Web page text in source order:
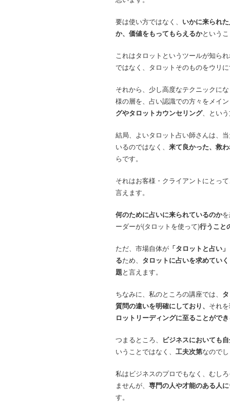
要は使い方ではなく、 いかに来られ
か、価値をもってもらえるかという
これはタロットというツールが知ら
ではなく、タロットそのものをウリ
それから、少し高度なテクニックに
様の層を、占い認識での方々をメイ
グやタロットカウンセリング、とい
結局、よいタロット占い師さんは、
いるのではなく、 来て良かった、救
らです。
それはお客様・クライアントにとっ
言えます。
何のために占いに来られているのか
ーダーが(タロットを使って)行うこと
ただ、市場自体が 「タロットと占い
るため、 タロットに占いを求めてい
題と言えます。
ちなみに、私のところの講座では、
質問の違いを明確にしており、 それ
ロットリーディングに至ることがで
つまるところ、
ビジネスにおいても
いうことではなく、 工夫次第なので
私はビジネスのプロでもなく、むし
ませんが、 専門の人や才能のある人
す。